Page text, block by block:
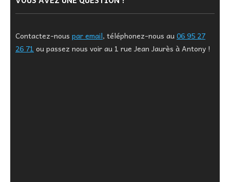
Contactez-nous par email, téléphonez-nous au06 95 27
26 71 ou passez nous voir au 1 rue Jean Jaurès à Antony !